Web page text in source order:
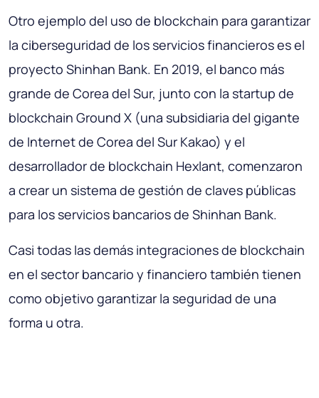
Otro ejemplo del uso de blockchain para garantizar
la ciberseguridad de los servicios financieros es el
proyecto Shinhan Bank. En 2019, el banco más
grande de Corea del Sur, junto con la startup de
blockchain Ground X (una subsidiaria del gigante
de Internet de Corea del Sur Kakao) y el
desarrollador de blockchain Hexlant, comenzaron
a crear un sistema de gestión de claves públicas
para los servicios bancarios de Shinhan Bank.
Casi todas las demás integraciones de blockchain
en el sector bancario y financiero también tienen
como objetivo garantizar la seguridad de una
forma u otra.